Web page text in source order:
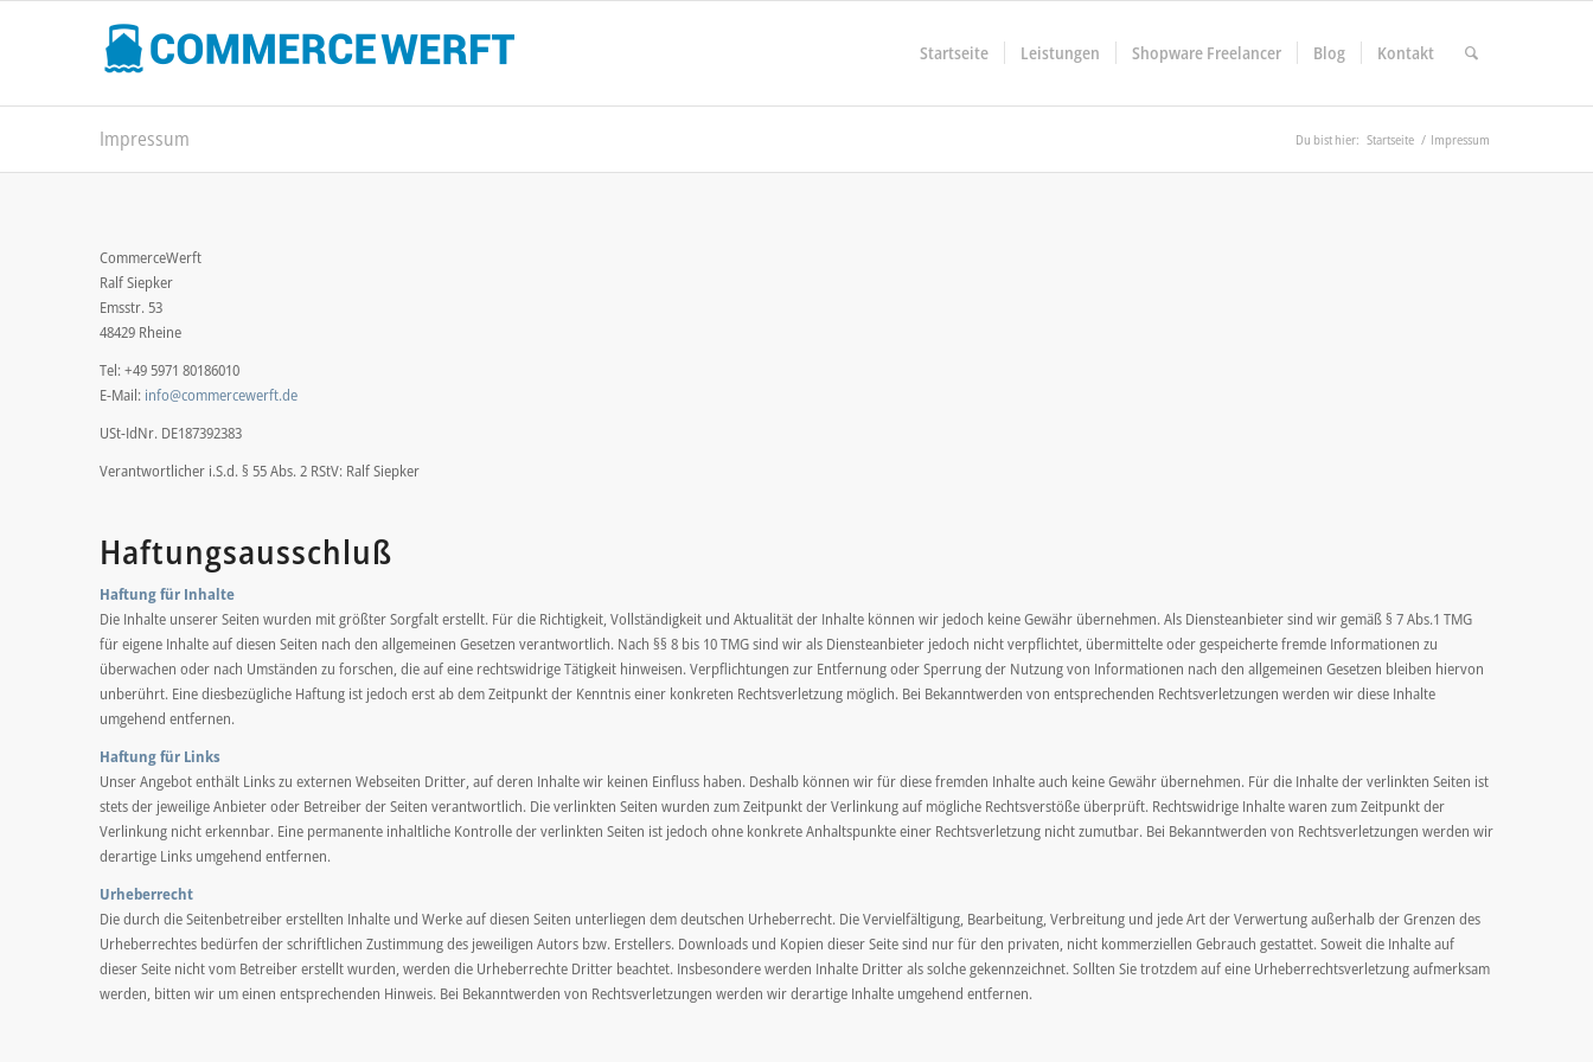
Startseite Leistungen Shopware Freelancer Blog Kontakt
Impressum Du bist hier: Startseite / Impressum
CommerceWerft
Ralf Siepker
Emsstr. 53
48429 Rheine
Tel: +49 5971 80186010
E-Mail: info@commercewerft.de
USt-IdNr. DE187392383
Verantwortlicher i.S.d. § 55 Abs. 2 RStV: Ralf Siepker
Haftungsausschluß
Haftung für Inhalte
Die Inhalte unserer Seiten wurden mit größter Sorgfalt erstellt. Für die Richtigkeit, Vollständigkeit und Aktualität der Inhalte können wir jedoch keine Gewähr übernehmen. Als Diensteanbieter sind wir gemäß § 7 Abs.1 TMG
für eigene Inhalte auf diesen Seiten nach den allgemeinen Gesetzen verantwortlich. Nach §§ 8 bis 10 TMG sind wir als Diensteanbieter jedoch nicht verpflichtet, übermittelte oder gespeicherte fremde Informationen zu
überwachen oder nach Umständen zu forschen, die auf eine rechtswidrige Tätigkeit hinweisen. Verpflichtungen zur Entfernung oder Sperrung der Nutzung von Informationen nach den allgemeinen Gesetzen bleiben hiervon
unberührt. Eine diesbezügliche Haftung ist jedoch erst ab dem Zeitpunkt der Kenntnis einer konkreten Rechtsverletzung möglich. Bei Bekanntwerden von entsprechenden Rechtsverletzungen werden wir diese Inhalte
umgehend entfernen.
Haftung für Links
Unser Angebot enthält Links zu externen Webseiten Dritter, auf deren Inhalte wir keinen Einfluss haben. Deshalb können wir für diese fremden Inhalte auch keine Gewähr übernehmen. Für die Inhalte der verlinkten Seiten ist
stets der jeweilige Anbieter oder Betreiber der Seiten verantwortlich. Die verlinkten Seiten wurden zum Zeitpunkt der Verlinkung auf mögliche Rechtsverstöße überprüft. Rechtswidrige Inhalte waren zum Zeitpunkt der
Verlinkung nicht erkennbar. Eine permanente inhaltliche Kontrolle der verlinkten Seiten ist jedoch ohne konkrete Anhaltspunkte einer Rechtsverletzung nicht zumutbar. Bei Bekanntwerden von Rechtsverletzungen werden wir
derartige Links umgehend entfernen.
Urheberrecht
Die durch die Seitenbetreiber erstellten Inhalte und Werke auf diesen Seiten unterliegen dem deutschen Urheberrecht. Die Vervielfältigung, Bearbeitung, Verbreitung und jede Art der Verwertung außerhalb der Grenzen des
Urheberrechtes bedürfen der schriftlichen Zustimmung des jeweiligen Autors bzw. Erstellers. Downloads und Kopien dieser Seite sind nur für den privaten, nicht kommerziellen Gebrauch gestattet. Soweit die Inhalte auf
dieser Seite nicht vom Betreiber erstellt wurden, werden die Urheberrechte Dritter beachtet. Insbesondere werden Inhalte Dritter als solche gekennzeichnet. Sollten Sie trotzdem auf eine Urheberrechtsverletzung aufmerksam
werden, bitten wir um einen entsprechenden Hinweis. Bei Bekanntwerden von Rechtsverletzungen werden wir derartige Inhalte umgehend entfernen.